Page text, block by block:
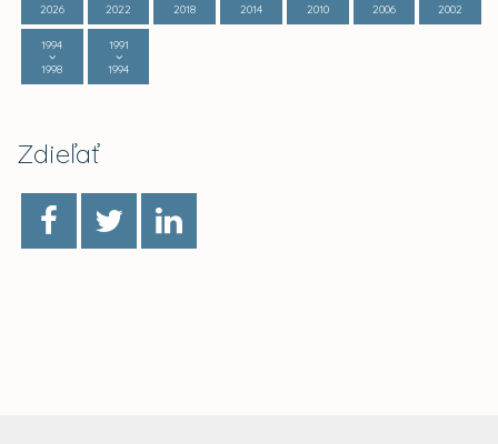
2026
2022
2018
2014
2010
2006
2002
1994
1998
1991
1994
Zdieľať